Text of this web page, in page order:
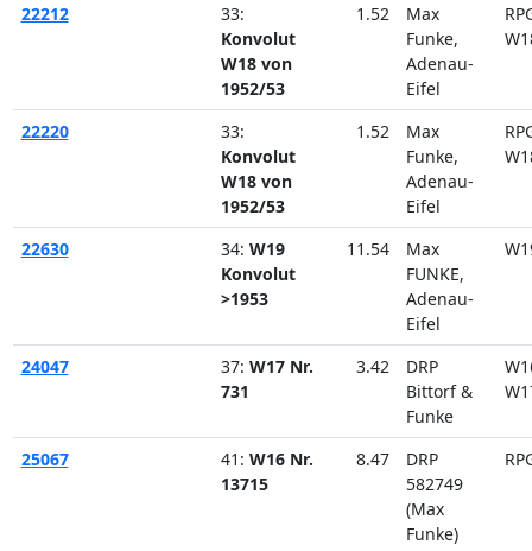
22212
33:
Konvolut
W18 von
1952/53
1.52
Max
Funke,
Adenau-
Eifel
22220
33:
Konvolut
W18 von
1952/53
1.52
Max
Funke,
Adenau-
Eifel
22630 34: W19
Konvolut
>1953
11.54
Max
FUNKE,
Adenau-
Eifel
24047 37: W17 Nr.
731
3.42
DRP
Bittorf &
Funke
25067 41: W16 Nr.
13715
8.47
DRP
582749
(Max
Funke)